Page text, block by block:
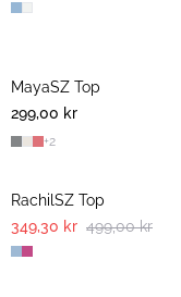
MayaSZ Top
299,00 kr
+2
RachilSZ Top
349,30 kr 499,00 kr
30%